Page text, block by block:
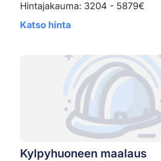
Hintajakauma: 3204 - 5879€
Katso hinta
Kylpyhuoneen maalaus